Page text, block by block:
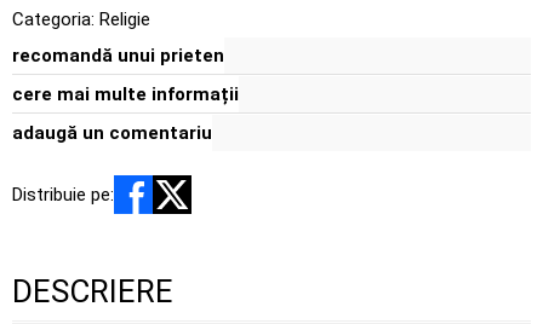
Categoria: Religie
recomandă unui prieten
cere mai multe informații
adaugă un comentariu
Distribuie pe:
DESCRIERE